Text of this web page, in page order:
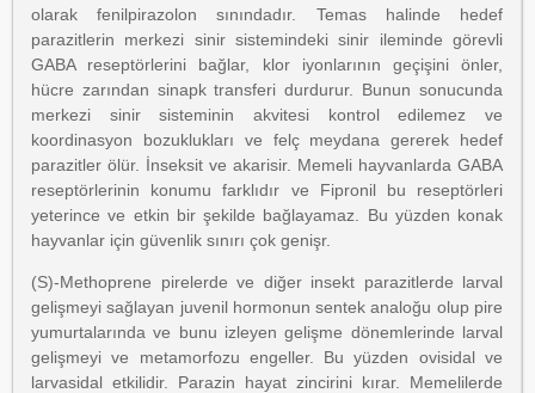
olarak fenilpirazolon sınındadır. Temas halinde hedef
parazitlerin merkezi sinir sistemindeki sinir ileminde görevli
GABA reseptörlerini bağlar, klor iyonlarının geçişini önler,
hücre zarından sinapk transferi durdurur. Bunun sonucunda
merkezi sinir sisteminin akvitesi kontrol edilemez ve
koordinasyon bozuklukları ve felç meydana gererek hedef
parazitler ölür. İnseksit ve akarisir. Memeli hayvanlarda GABA
reseptörlerinin konumu farklıdır ve Fipronil bu reseptörleri
yeterince ve etkin bir şekilde bağlayamaz. Bu yüzden konak
hayvanlar için güvenlik sınırı çok genişr.
(S)-Methoprene pirelerde ve diğer insekt parazitlerde larval
gelişmeyi sağlayan juvenil hormonun sentek analoğu olup pire
yumurtalarında ve bunu izleyen gelişme dönemlerinde larval
gelişmeyi ve metamorfozu engeller. Bu yüzden ovisidal ve
larvasidal etkilidir. Parazin hayat zincirini kırar. Memelilerde